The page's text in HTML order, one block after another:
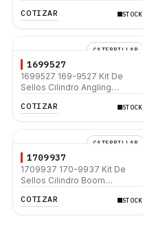
330B L
COTIZAR STOCK
CATERPILLAR
1699527
1699527 169-9527 Kit De
Sellos Cilindro Angling
III
COTIZAR STOCK
CATERPILLAR
1709937
1709937 170-9937 Kit De
Sellos Cilindro Boom
314C
COTIZAR STOCK